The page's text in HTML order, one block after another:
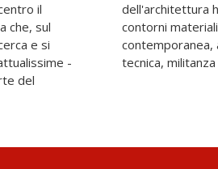
il
che, sul
e si
-
del
e i
e
tecnica,